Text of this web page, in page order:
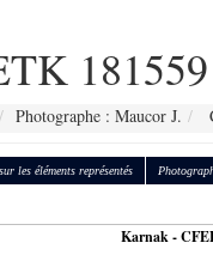
181559
Photographe : Maucor J.
les éléments représentés